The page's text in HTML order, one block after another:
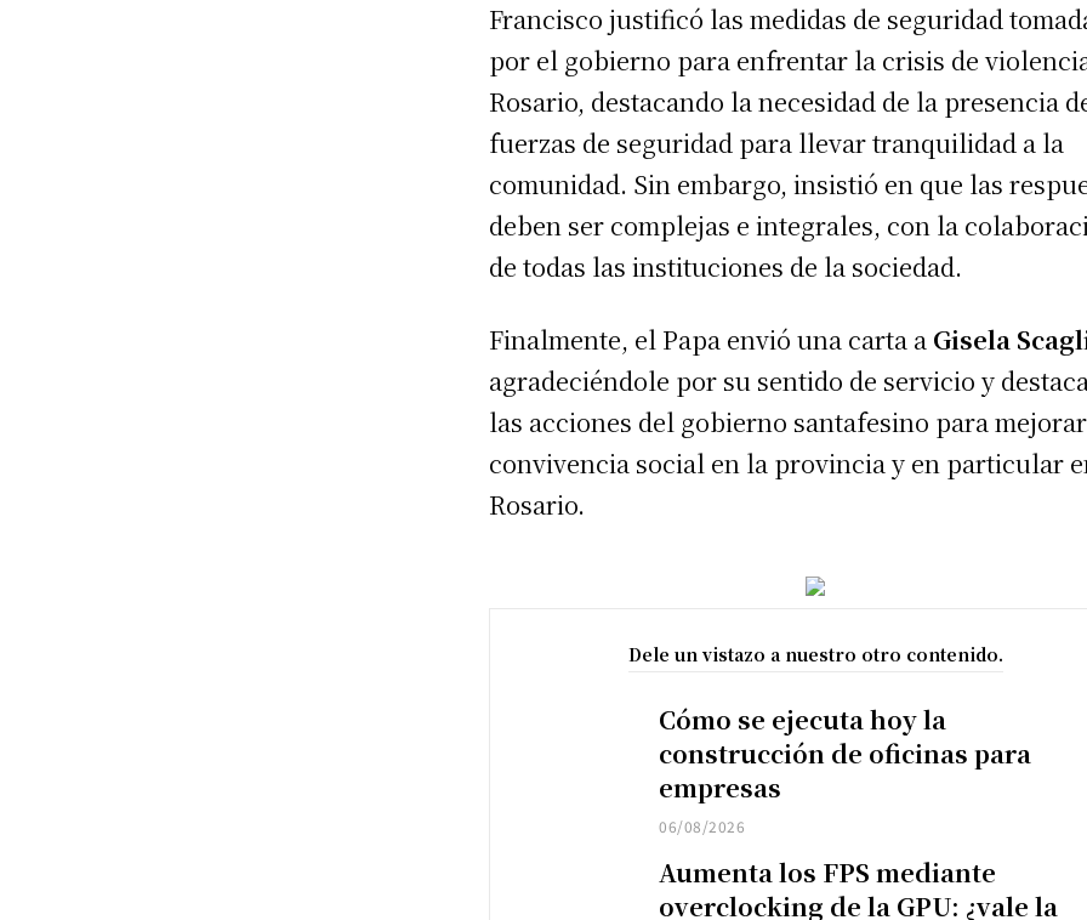
Francisco justificó las medidas de seguridad
por el gobierno para enfrentar la crisis de
Rosario, destacando la necesidad de la presencia
fuerzas de seguridad para llevar tranquilidad a la
comunidad. Sin embargo, insistió en que las
deben ser complejas e integrales, con la
de todas las instituciones de la sociedad.
Finalmente, el Papa envió una carta a Gisela
agradeciéndole por su sentido de servicio y
las acciones del gobierno santafesino para
convivencia social en la provincia y en particular
Rosario.
Dele un vistazo a nuestro otro contenido.
Cómo se ejecuta hoy la
construcción de oficinas para
empresas
06/08/2026
Aumenta los FPS mediante
overclocking de la GPU: ¿vale la